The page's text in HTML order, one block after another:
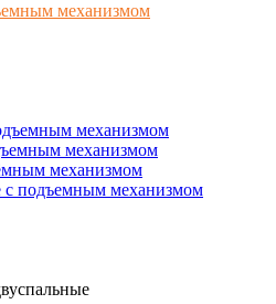
механизмом
механизмом
механизмом
механизмом
с подъемным механизмом